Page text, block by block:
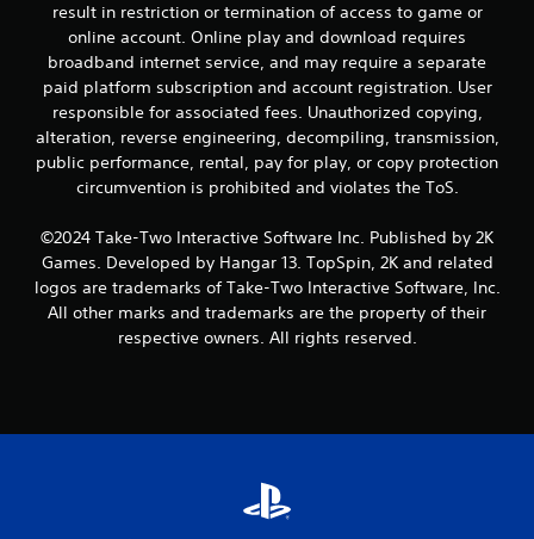
result in restriction or termination of access to game or
online account. Online play and download requires
broadband internet service, and may require a separate
paid platform subscription and account registration. User
responsible for associated fees. Unauthorized copying,
alteration, reverse engineering, decompiling, transmission,
public performance, rental, pay for play, or copy protection
circumvention is prohibited and violates the ToS.
©2024 Take-Two Interactive Software Inc. Published by 2K
Games. Developed by Hangar 13. TopSpin, 2K and related
logos are trademarks of Take-Two Interactive Software, Inc.
All other marks and trademarks are the property of their
respective owners. All rights reserved.